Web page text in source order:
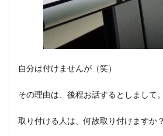
自分は付けませんが（笑）
その理由は、後程お話するとしまして。
取り付ける人は、何故取り付けますか？